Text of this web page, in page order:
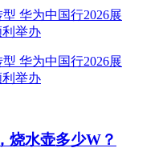
烧水壶多少W？